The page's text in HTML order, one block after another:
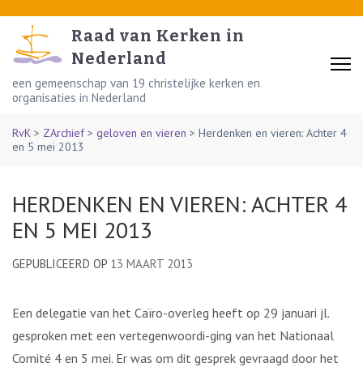
content
(Press
Enter)
Raad van Kerken in
Nederland
een gemeenschap van 19 christelijke kerken en
organisaties in Nederland
RvK > ZArchief > geloven en vieren > Herdenken en vieren: Achter 4
en 5 mei 2013
HERDENKEN EN VIEREN: ACHTER 4
EN 5 MEI 2013
GEPUBLICEERD OP 13 MAART 2013
Een delegatie van het Caïro-overleg heeft op 29 januari jl.
gesproken met een vertegenwoordi-ging van het Nationaal
Comité 4 en 5 mei. Er was om dit gesprek gevraagd door het